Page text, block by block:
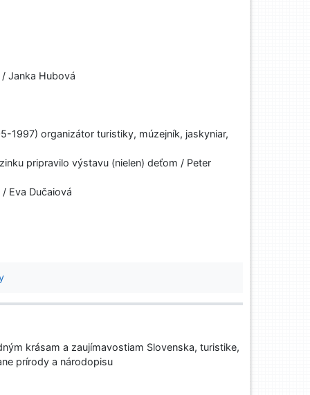
Janka Hubová
1997) organizátor turistiky, múzejník, jaskyniar,
pripravilo výstavu (nielen) deťom / Peter
Eva Dučaiová
krásam a zaujímavostiam Slovenska, turistike,
prírody a národopisu